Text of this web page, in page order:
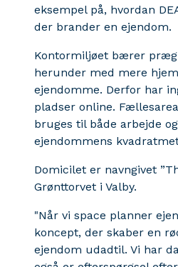
eksempel på, hvordan
der brander en ejendom.
Kontormiljøet bærer præg
herunder med mere
ejendomme. Derfor har
pladser online.
bruges til både arbejde
ejendommens
Domicilet er navngivet
Grønttorvet i Valby.
"Når vi space planner
koncept, der skaber en
ejendom udadtil. Vi har